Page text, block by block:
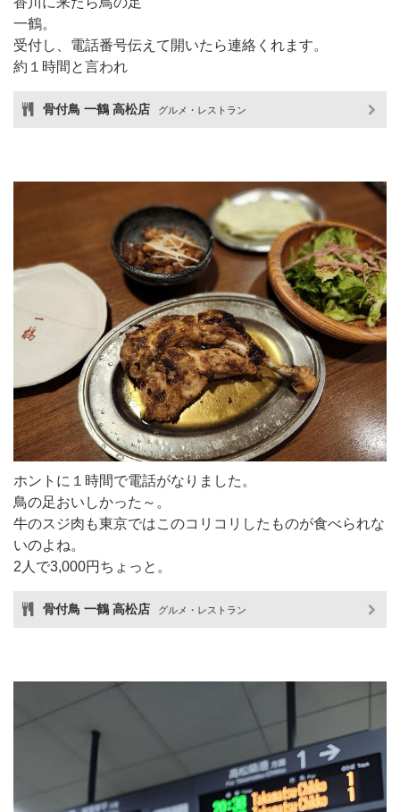
一鶴。
受付し、電話番号伝えて開いたら連絡くれます。
約１時間と言われ
骨付鳥 一鶴 高松店 グルメ・レストラン
ホントに１時間で電話がなりました。
鳥の足おいしかった～。
牛のスジ肉も東京ではこのコリコリしたものが食べられな
いのよね。
2人で3,000円ちょっと。
骨付鳥 一鶴 高松店 グルメ・レストラン